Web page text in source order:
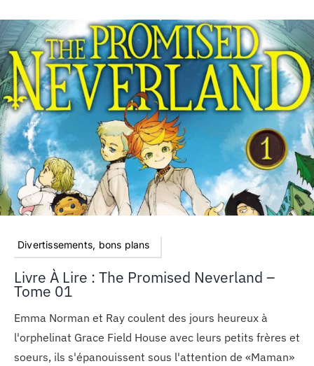
Divertissements, bons plans
Livre À Lire : The Promised Neverland –
Tome 01
Emma Norman et Ray coulent des jours heureux à
l'orphelinat Grace Field House avec leurs petits frères et
soeurs, ils s'épanouissent sous l'attention de «Maman»